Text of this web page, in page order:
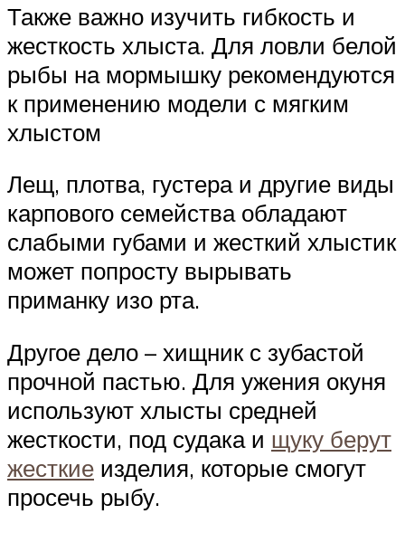
Также важно изучить гибкость и
жесткость хлыста. Для ловли белой
рыбы на мормышку рекомендуются
к применению модели с мягким
хлыстом
Лещ, плотва, густера и другие виды
карпового семейства обладают
слабыми губами и жесткий хлыстик
может попросту вырывать
приманку изо рта.
Другое дело – хищник с зубастой
прочной пастью. Для ужения окуня
используют хлысты средней
жесткости, под судака и щуку берут
жесткие изделия, которые смогут
просечь рыбу.